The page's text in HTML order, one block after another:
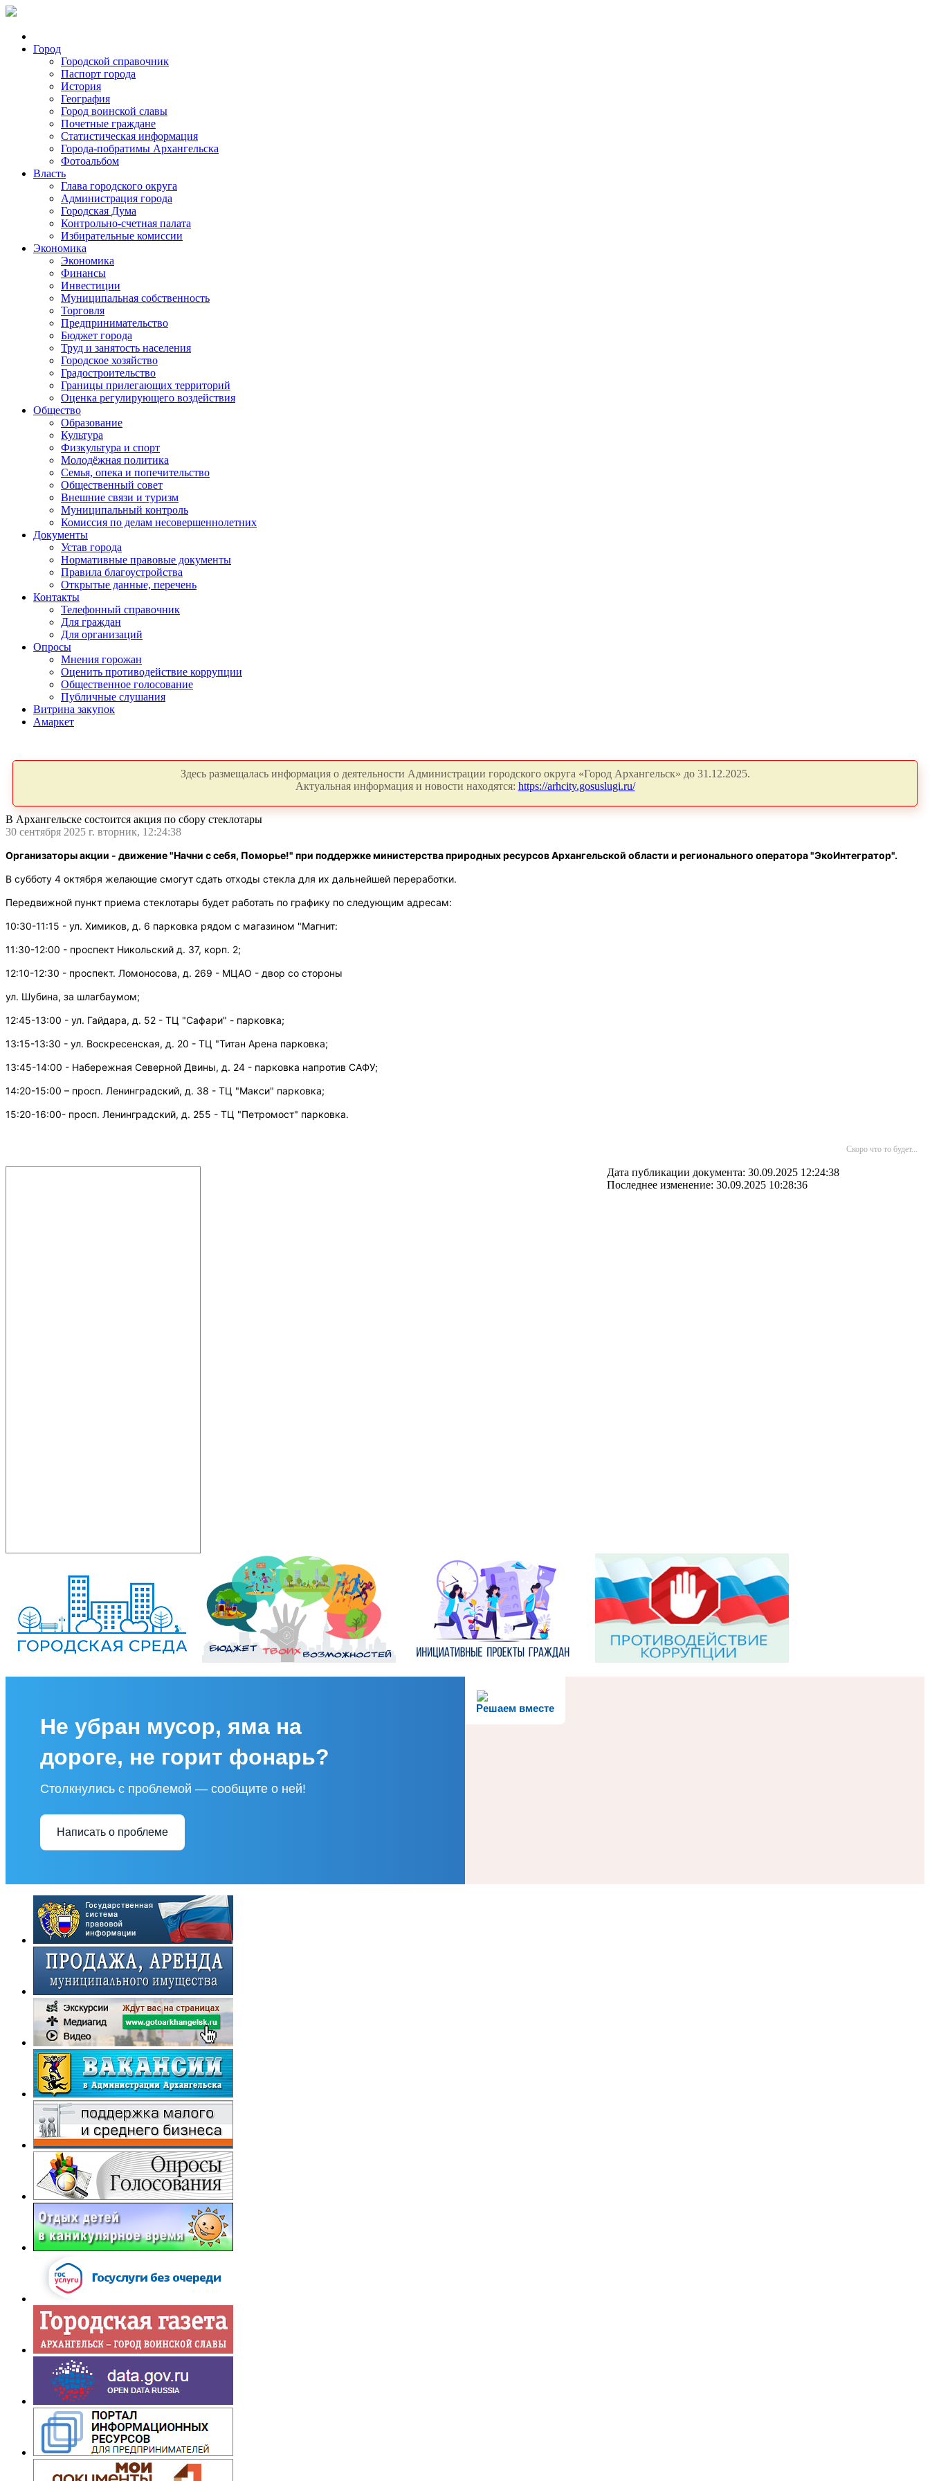
Город
Городской справочник
Паспорт города
История
География
Город воинской славы
Почетные граждане
Статистическая информация
Города-побратимы Архангельска
Фотоальбом
Власть
Глава городского округа
Администрация города
Городская Дума
Контрольно-счетная палата
Избирательные комиссии
Экономика
Экономика
Финансы
Инвестиции
Муниципальная собственность
Торговля
Предпринимательство
Бюджет города
Труд и занятость населения
Городское хозяйство
Градостроительство
Границы прилегающих территорий
Оценка регулирующего воздействия
Общество
Образование
Культура
Физкультура и спорт
Молодёжная политика
Семья, опека и попечительство
Общественный совет
Внешние связи и туризм
Муниципальный контроль
Комиссия по делам несовершеннолетних
Документы
Устав города
Нормативные правовые документы
Правила благоустройства
Открытые данные, перечень
Контакты
Телефонный справочник
Для граждан
Для организаций
Опросы
Мнения горожан
Оценить противодействие коррупции
Общественное голосование
Публичные слушания
Витрина закупок
Амаркет
Здесь размещалась информация о деятельности Администрации городского округа «Город Архангельск» до 31.12.2025.
Актуальная информация и новости находятся: https://arhcity.gosuslugi.ru/
В Архангельске состоится акция по сбору стеклотары
30 сентября 2025 г. вторник, 12:24:38
Организаторы акции - движение "Начни с себя, Поморье!" при поддержке министерства природных ресурсов Архангельской области и регионального оператора "ЭкоИнтегратор".
В субботу 4 октября желающие смогут сдать отходы стекла для их дальнейшей переработки.
Передвижной пункт приема стеклотары будет работать по графику по следующим адресам:
10:30-11:15 - ул. Химиков, д. 6 парковка рядом с магазином "Магнит:
11:30-12:00 - проспект Никольский д. 37, корп. 2;
12:10-12:30 - проспект. Ломоносова, д. 269 - МЦАО - двор со стороны
ул. Шубина, за шлагбаумом;
12:45-13:00 - ул. Гайдара, д. 52 - ТЦ "Сафари" - парковка;
13:15-13:30 - ул. Воскресенская, д. 20 - ТЦ "Титан Арена парковка;
13:45-14:00 - Набережная Северной Двины, д. 24 - парковка напротив САФУ;
14:20-15:00 – просп. Ленинградский, д. 38 - ТЦ "Макси" парковка;
15:20-16:00- просп. Ленинградский, д. 255 - ТЦ "Петромост" парковка.
Скоро что то будет...
Дата публикации документа: 30.09.2025 12:24:38
Последнее изменение: 30.09.2025 10:28:36
Решаем вместе
Не убран мусор, яма на
дороге, не горит фонарь?
Столкнулись с проблемой — сообщите о ней!
Написать о проблеме